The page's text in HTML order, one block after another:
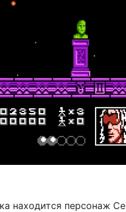
находится персонаж